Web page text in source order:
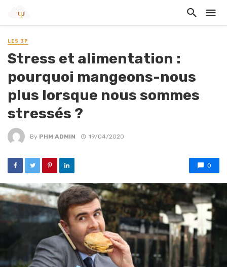
LES 3P
Stress et alimentation :
pourquoi mangeons-nous
plus lorsque nous sommes
stressés ?
By PHM ADMIN 19/04/2020
0